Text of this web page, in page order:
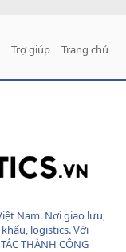
Trợ giúp Trang chủ
Nam. Nơi giao lưu,
logistics. Với
THÀNH CÔNG